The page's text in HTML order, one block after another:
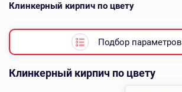
Клинкерный кирпич по цвету
Подбор параметров
Клинкерный кирпич по цвету